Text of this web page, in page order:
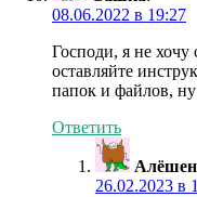
08.06.2022 в 19:27
Господи, я не хочу
оставляйте
папок и файлов,
Ответить
26.02.2023 в